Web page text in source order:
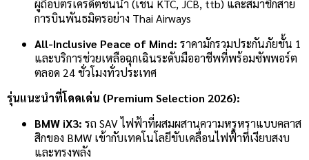
ผู้ถือบัตรเครดิตชั้นนำ (เช่น KTC, JCB, ttb) และสมาชิกสาย
การบินพันธมิตรอย่าง Thai Airways
All-Inclusive Peace of Mind: ราคามักรวมประกันภัยชั้น 1
และบริการช่วยเหลือฉุกเฉินระดับมืออาชีพที่พร้อมซัพพอร์ต
ตลอด 24 ชั่วโมงทั่วประเทศ
รุ่นแนะนำที่โดดเด่น (Premium Selection 2026):
BMW iX3: รถ SAV ไฟฟ้าที่ผสมผสานความหรูหราแบบคลาส
สิกของ BMW เข้ากับเทคโนโลยีขับเคลื่อนไฟฟ้าที่เงียบสงบ
และทรงพลัง